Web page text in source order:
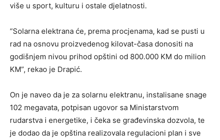
više u sport, kulturu i ostale djelatnosti.
“Solarna elektrana će, prema procjenama, kad se pusti u
rad na osnovu proizvedenog kilovat-časa donositi na
godišnjem nivou prihod opštini od 800.000 KM do milion
KM”, rekao je Drapić.
On je naveo da je za solarnu elektranu, instalisane snage
102 megavata, potpisan ugovor sa Ministarstvom
rudarstva i energetike, i čeka se građevinska dozvola, te
je dodao da je opština realizovala regulacioni plan i sve